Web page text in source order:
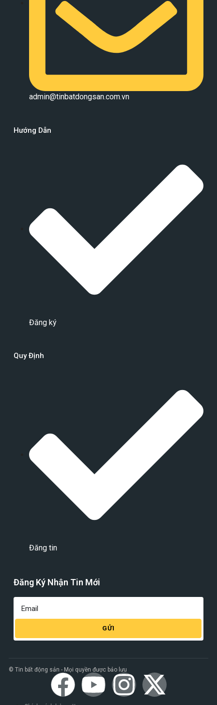
admin@tinbatdongsan.com.vn
Hướng Dẫn
Đăng ký
Quy Định
Đăng tin
Đăng Ký Nhận Tin Mới
GỬI
© Tin bất động sản - Mọi quyền được bảo lưu